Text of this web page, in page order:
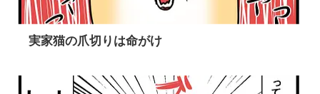
実家猫の爪切りは命がけ